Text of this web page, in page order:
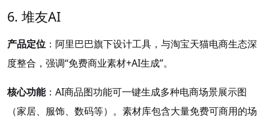
6. 堆友AI
产品定位 ：阿里巴巴旗下设计工具，与淘宝天猫电商生态深
度整合，强调“免费商业素材+AI生成”。
核心功能：AI商品图功能可一键生成多种电商场景展示图
（家居、服饰、数码等）。素材库包含大量免费可商用的场